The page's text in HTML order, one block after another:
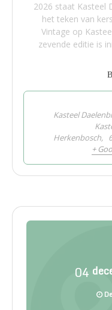
2026 staat Kasteel
het teken van
Vintage op
zevende editie is
Kasteel
Herkenbosch,
+
04